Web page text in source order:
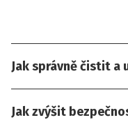
Jak správně čistit a
Jak zvýšit